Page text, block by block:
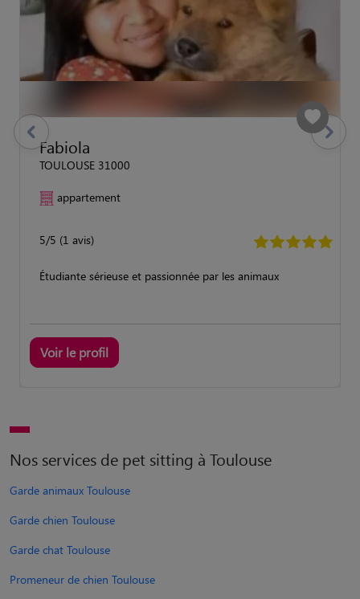
Fabiola
TOULOUSE 31000
appartement
5/5 (1 avis)
Étudiante sérieuse et passionnée par les animaux
Voir le profil
previous Suivant
Nos services de pet sitting à Toulouse
Garde animaux Toulouse
Garde chien Toulouse
Garde chat Toulouse
Promeneur de chien Toulouse